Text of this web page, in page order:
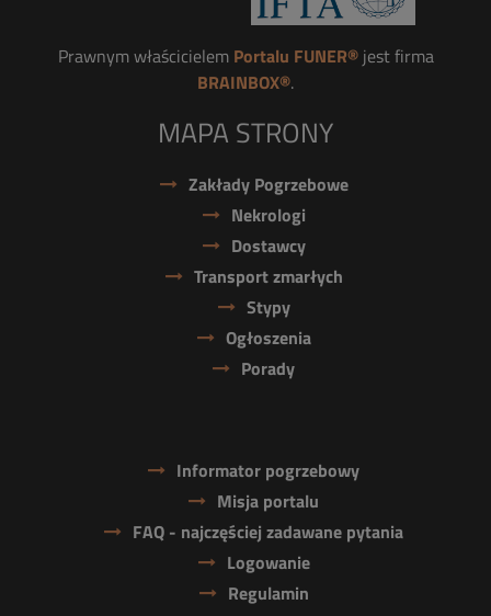
Prawnym właścicielem Portalu FUNER®jest firma
BRAINBOX®.
MAPA STRONY
Zakłady Pogrzebowe
Nekrologi
Dostawcy
Transport zmarłych
Stypy
Ogłoszenia
Porady
Informator pogrzebowy
Misja portalu
FAQ - najczęściej zadawane pytania
Logowanie
Regulamin